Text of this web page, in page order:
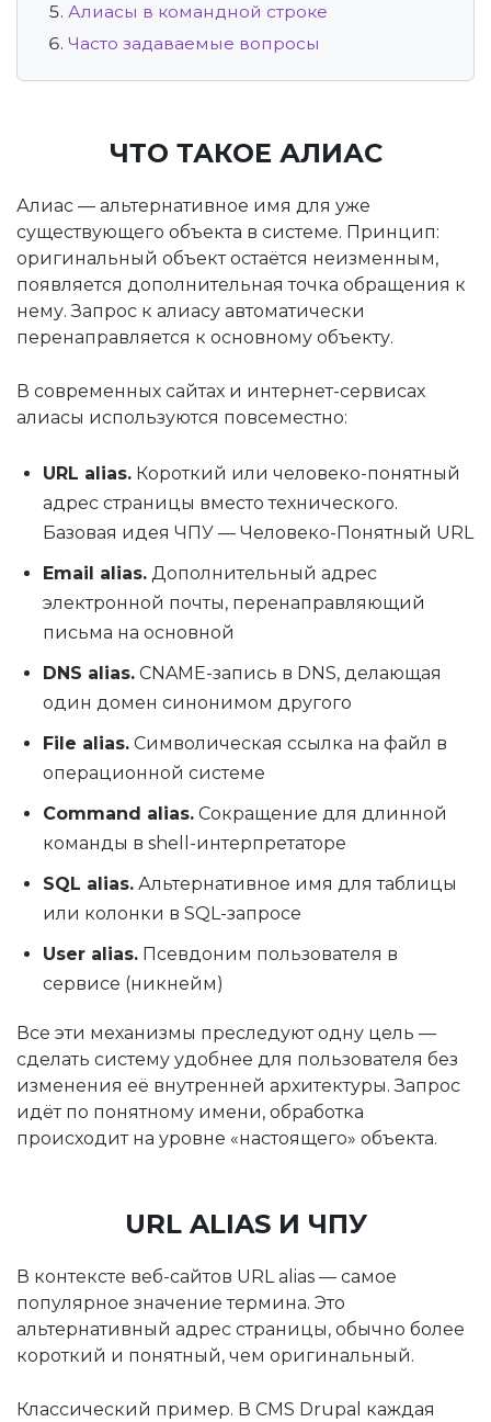
Алиасы в командной строке
Часто задаваемые вопросы
ЧТО ТАКОЕ АЛИАС
Алиас — альтернативное имя для уже
существующего объекта в системе. Принцип:
оригинальный объект остаётся неизменным,
появляется дополнительная точка обращения к
нему. Запрос к алиасу автоматически
перенаправляется к основному объекту.
В современных сайтах и интернет-сервисах
алиасы используются повсеместно:
URL alias. Короткий или человеко-понятный
адрес страницы вместо технического.
Базовая идея ЧПУ — Человеко-Понятный URL
Email alias. Дополнительный адрес
электронной почты, перенаправляющий
письма на основной
DNS alias. CNAME-запись в DNS, делающая
один домен синонимом другого
File alias. Символическая ссылка на файл в
операционной системе
Command alias. Сокращение для длинной
команды в shell-интерпретаторе
SQL alias. Альтернативное имя для таблицы
или колонки в SQL-запросе
User alias. Псевдоним пользователя в
сервисе (никнейм)
Все эти механизмы преследуют одну цель —
сделать систему удобнее для пользователя без
изменения её внутренней архитектуры. Запрос
идёт по понятному имени, обработка
происходит на уровне «настоящего» объекта.
URL ALIAS И ЧПУ
В контексте веб-сайтов URL alias — самое
популярное значение термина. Это
альтернативный адрес страницы, обычно более
короткий и понятный, чем оригинальный.
Классический пример. В CMS Drupal каждая